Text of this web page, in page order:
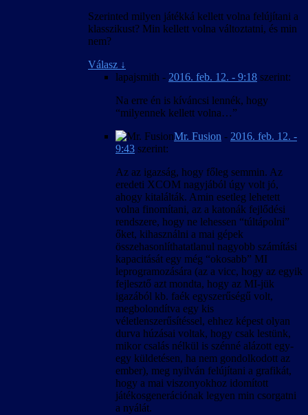
Szerinted milyen játékká kellett volna felújítani a
klasszikust? Min kellett volna változtatni, és min
nem?
Válasz ↓
lapajsmith - 2016. feb. 12. - 9:18 szerint:
Na erre én is kíváncsi lennék, hogy
“milyennek kellett volna…”
Mr. Fusion - 2016. feb. 12. -
9:43 szerint:
Az az igazság, hogy főleg semmin. Az
eredeti XCOM nagyjából úgy volt jó,
ahogy kitalálták. Amin esetleg lehetett
volna finomítani, az a katonák fejlődési
rendszere, hogy ne lehessen “túltápolni”
őket, kihasználni a mai gépek
összehasonlíthatatlanul nagyobb számítási
kapacitását egy még “okosabb” MI
leprogramozására (az a vicc, hogy az egyik
fejlesztő azt mondta, hogy az MI-jük
igazából kb. faék egyszerűségű volt,
megbolondítva egy kis
véletlenszerűsítéssel, ehhez képest olyan
durva húzásai voltak, hogy csak lestünk,
mikor csalás nélkül is szénné alázott egy-
egy küldetésen, ha nem gondolkodott az
ember), meg nyilván felújítani a grafikát,
hogy a mai viszonyokhoz idomított
játékosgenerációnak legyen min csorgatni
a nyálát.